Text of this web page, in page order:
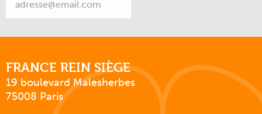
FRANCE REIN SIÈGE
19 boulevard Malesherbes
75008 Paris